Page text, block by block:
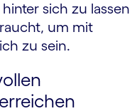
sich zu lassen
um mit
zu sein.